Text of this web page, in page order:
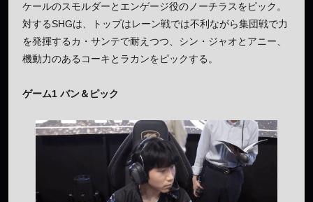
ケールのスモルダーとエンゲージ役のノーチラスをピック。
対するSHGは、トップはレーン戦では不利ながら集団戦で力
を発揮するカ・サンテで耐えつつ、シン・ジャオとアニー、
機動力のあるコーキとラカンをピックする。
ゲーム1 バン＆ピック